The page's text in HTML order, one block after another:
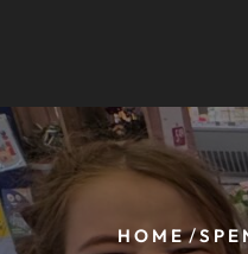
HOME/